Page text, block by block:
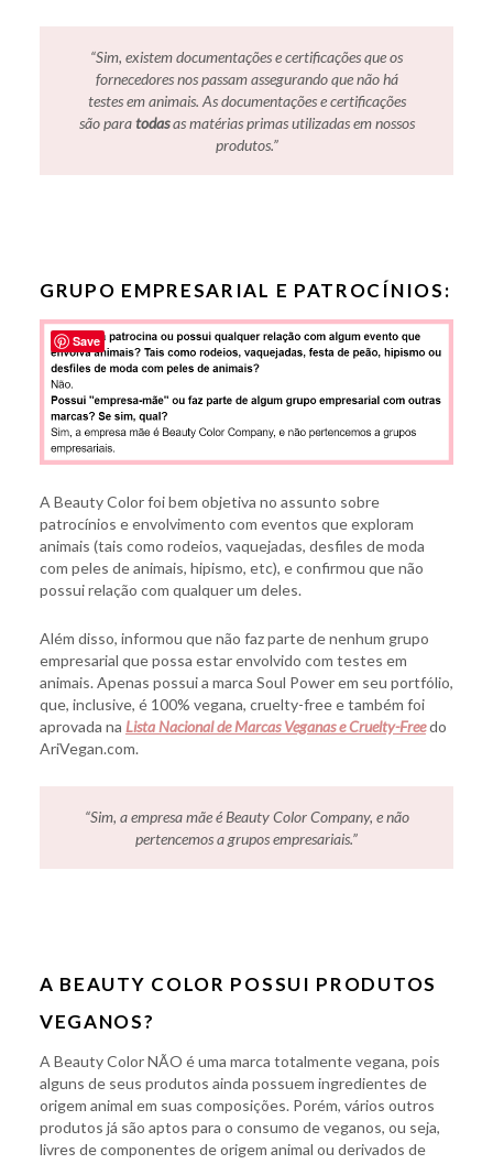
“Sim, existem documentações e certificações que os
fornecedores nos passam assegurando que não há
testes em animais. As documentações e certificações
são paratodasas matérias primas utilizadas em nossos
produtos.”
GRUPO EMPRESARIAL E PATROCÍNIOS:
A Beauty Color foi bem objetiva no assunto sobre
patrocínios e envolvimento com eventos que exploram
animais (tais como rodeios, vaquejadas, desfiles de moda
com peles de animais, hipismo, etc), e confirmou que não
possui relação com qualquer um deles.
Além disso, informou que não faz parte de nenhum grupo
empresarial que possa estar envolvido com testes em
animais. Apenas possui a marca Soul Power em seu portfólio,
que, inclusive, é 100% vegana, cruelty-free e também foi
aprovada na Lista Nacional de Marcas Veganas e Cruelty-Freedo
AriVegan.com.
“Sim, a empresa mãe é Beauty Color Company, e não
pertencemos a grupos empresariais.”
A BEAUTY COLOR POSSUI PRODUTOS
VEGANOS?
A Beauty Color NÃO é uma marca totalmente vegana, pois
alguns de seus produtos ainda possuem ingredientes de
origem animal em suas composições. Porém, vários outros
produtos já são aptos para o consumo de veganos, ou seja,
livres de componentes de origem animal ou derivados de
Save